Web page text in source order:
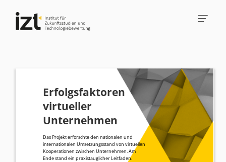
Erfolgsfaktoren
virtueller
Unternehmen
Das Projekt erforschte den nationalen und
internationalen Umsetzungsstand von virtuellen
Kooperationen zwischen Unternehmen. Am
Ende stand ein praxistauglicher Leitfaden.